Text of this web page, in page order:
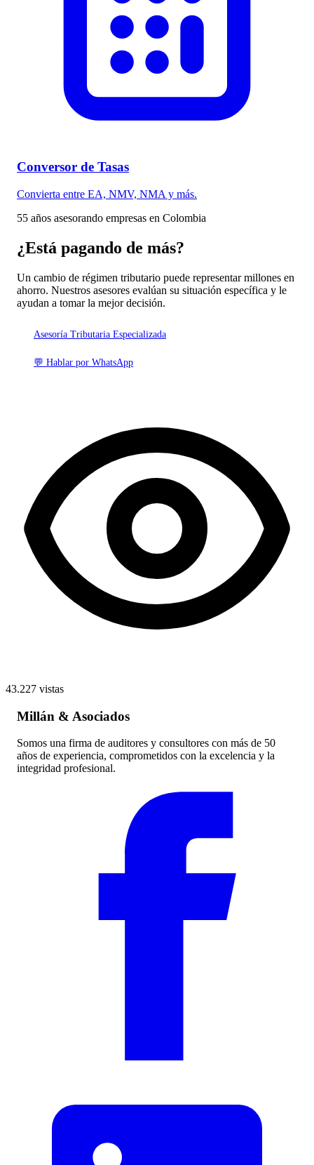
Conversor de Tasas
Convierta entre EA, NMV, NMA y más.
55 años asesorando empresas en Colombia
¿Está pagando de más?
Un cambio de régimen tributario puede representar millones en
ahorro. Nuestros asesores evalúan su situación específica y le
ayudan a tomar la mejor decisión.
Asesoría Tributaria Especializada
💬 Hablar por WhatsApp
43.227 vistas
Millán & Asociados
Somos una firma de auditores y consultores con más de 50
años de experiencia, comprometidos con la excelencia y la
integridad profesional.